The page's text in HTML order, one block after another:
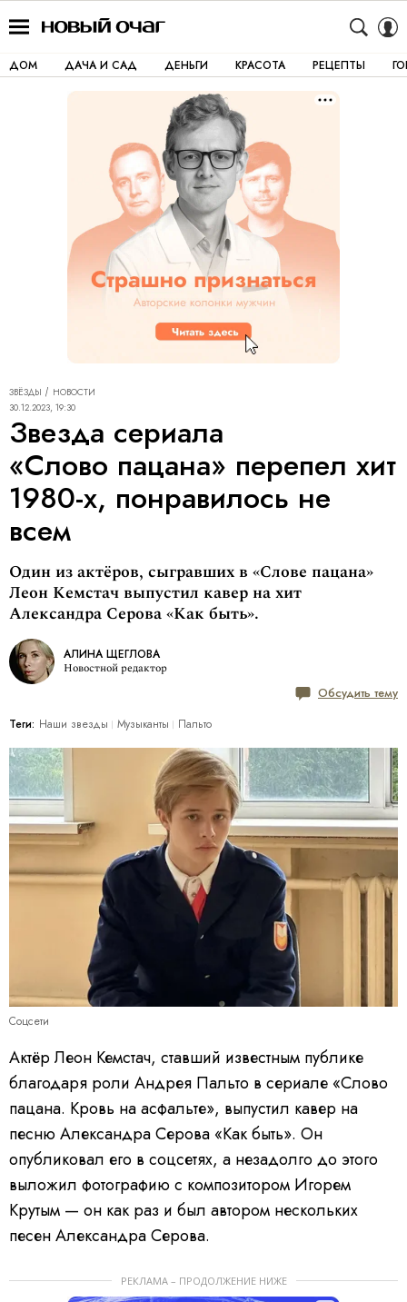
ДОМ ДАЧА И САД ДЕНЬГИ КРАСОТА РЕЦЕПТЫ
ЗВЁЗДЫ
НОВОСТИ
30.12.2023, 19:30
Звезда сериала
«Слово пацана» перепел хит
1980-х, понравилось не
всем
Один из актёров, сыгравших в «Слове пацана»
Леон Кемстач выпустил кавер на хит
Александра Серова «Как быть».
АЛИНА ЩЕГЛОВА
Новостной редактор
Обсудить тему
Теги: Наши звезды Музыканты Пальто
Соцсети
Актёр Леон Кемстач, ставший известным публике
благодаря роли Андрея Пальто в сериале «Слово
пацана. Кровь на асфальте», выпустил кавер на
песню Александра Серова «Как быть». Он
опубликовал его в соцсетях, а незадолго до этого
выложил фотографию с композитором Игорем
Крутым — он как раз и был автором нескольких
песен Александра Серова.
РЕКЛАМА – ПРОДОЛЖЕНИЕ НИЖЕ